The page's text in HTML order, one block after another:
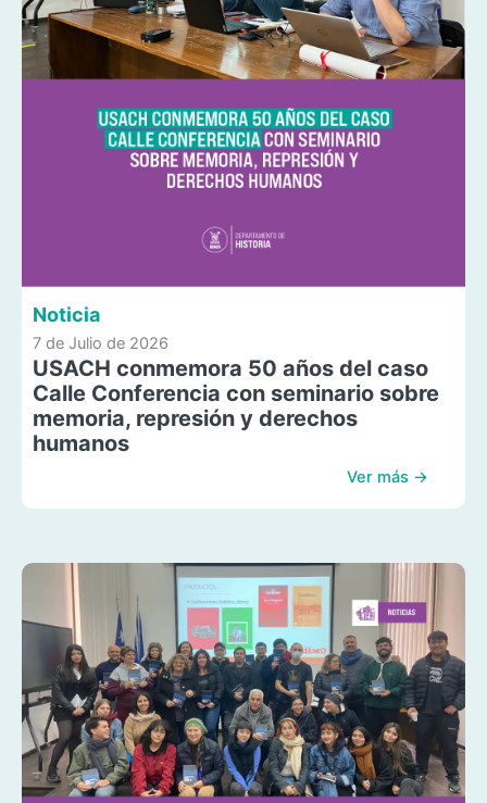
Noticia
7 de Julio de 2026
USACH conmemora 50 años del caso
Calle Conferencia con seminario sobre
memoria, represión y derechos
humanos
Ver más →